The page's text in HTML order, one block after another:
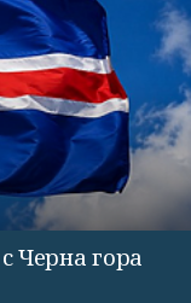
Черна гора